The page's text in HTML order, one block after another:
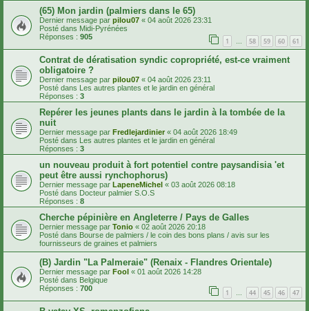
(65) Mon jardin (palmiers dans le 65)
Dernier message par pilou07 « 04 août 2026 23:31
Posté dans Midi-Pyrénées
Réponses : 905 1 … 58 59 60 61
Contrat de dératisation syndic copropriété, est-ce vraiment
obligatoire ?
Dernier message par pilou07 « 04 août 2026 23:11
Posté dans Les autres plantes et le jardin en général
Réponses : 3
Repérer les jeunes plants dans le jardin à la tombée de la
nuit
Dernier message par Fredlejardinier « 04 août 2026 18:49
Posté dans Les autres plantes et le jardin en général
Réponses : 3
un nouveau produit à fort potentiel contre paysandisia 'et
peut être aussi rynchophorus)
Dernier message par LapeneMichel « 03 août 2026 08:18
Posté dans Docteur palmier S.O.S
Réponses : 8
Cherche pépinière en Angleterre / Pays de Galles
Dernier message par Tonio « 02 août 2026 20:18
Posté dans Bourse de palmiers / le coin des bons plans / avis sur les
fournisseurs de graines et palmiers
(B) Jardin "La Palmeraie" (Renaix - Flandres Orientale)
Dernier message par Fool « 01 août 2026 14:28
Posté dans Belgique
Réponses : 700 1 44 45 46 47